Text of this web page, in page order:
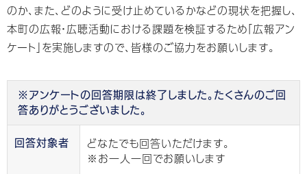
のか、また、どのように受け止めているかなどの現状を把握し、
本町の広報・広聴活動における課題を検証するため「広報アン
ケート」を実施しますので、皆様のご協力をお願いします。
※アンケートの回答期限は終了しました。たくさんのご回
答ありがとうございました。
回答対象者
どなたでも回答いただけます。
※お一人一回でお願いします